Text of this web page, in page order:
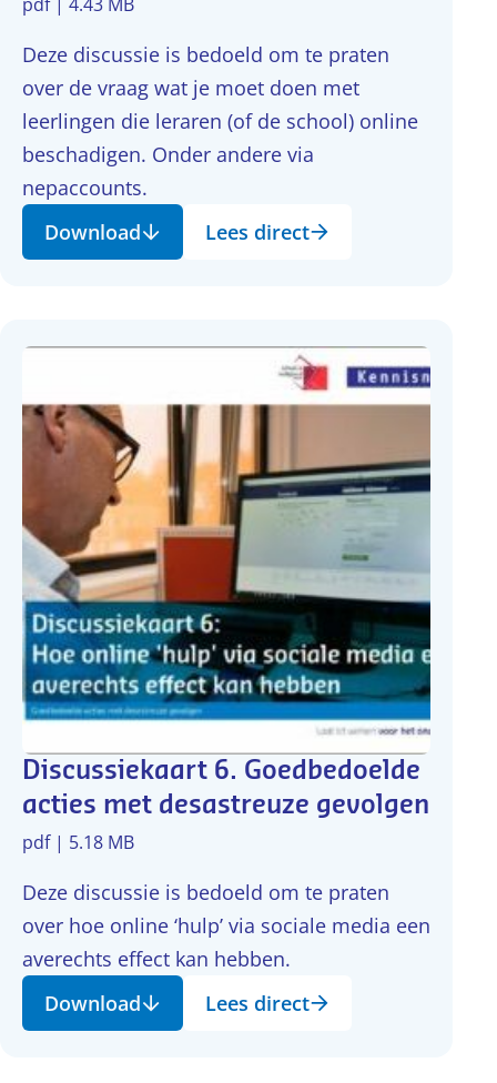
Deze discussie is bedoeld om te praten
over de vraag wat je moet doen met
leerlingen die leraren (of de school) online
beschadigen. Onder andere via
nepaccounts.
Download
Lees direct
Discussiekaart 6. Goedbedoelde
acties met desastreuze gevolgen
pdf | 5.18 MB
Deze discussie is bedoeld om te praten
over hoe online ‘hulp’ via sociale media een
averechts effect kan hebben.
Download
Lees direct